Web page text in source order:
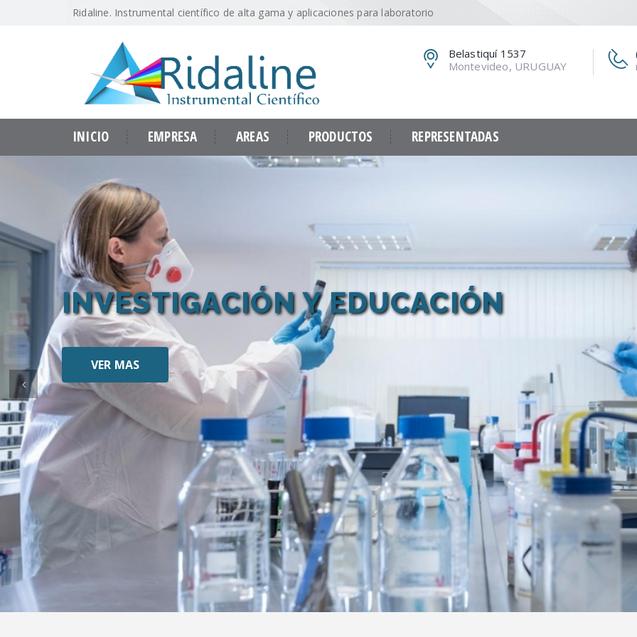
Ridaline. Instrumental científico de alta gama y aplicaciones para laboratorio
Belastiquí 1537
Montevideo, URUGUAY
INICIO EMPRESA AREAS PRODUCTOS REPRESENTADAS
INVESTIGACIÓN Y EDUCACIÓN
VER MAS
Anterior